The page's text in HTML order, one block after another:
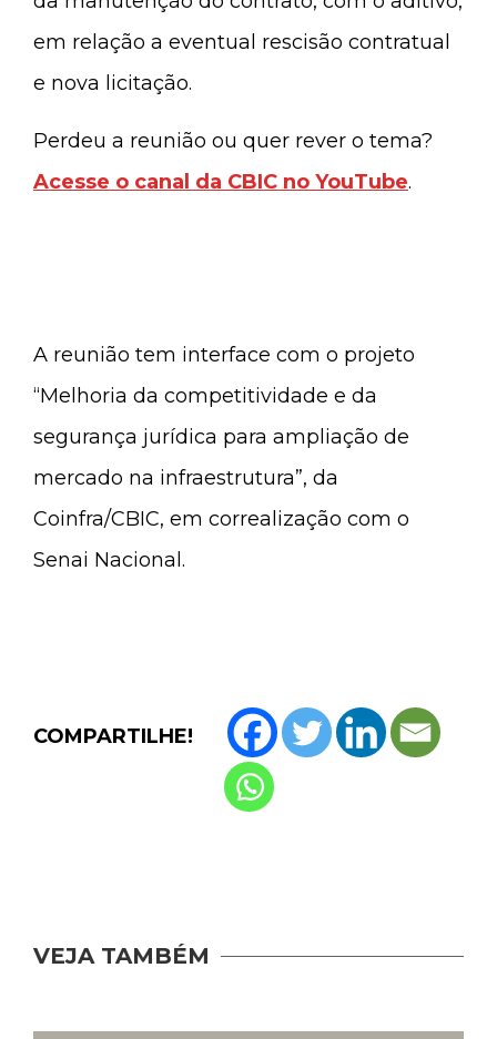
em relação a eventual rescisão contratual
e nova licitação.
Perdeu a reunião ou quer rever o tema?
Acesse o canal da CBIC no YouTube.
A reunião tem interface com o projeto
“Melhoria da competitividade e da
segurança jurídica para ampliação de
mercado na infraestrutura”, da
Coinfra/CBIC, em correalização com o
Senai Nacional.
COMPARTILHE!
VEJA TAMBÉM